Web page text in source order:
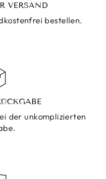
VERSAND
bestellen.
der unkomplizierten